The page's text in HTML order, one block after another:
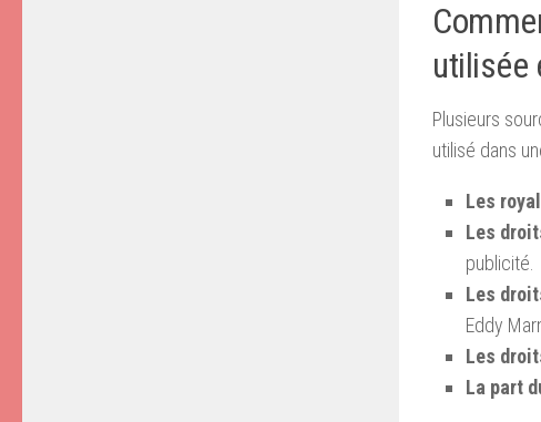
utilisée
Plusieurs
utilisé dans
Les
Les
publicité.
Les
Eddy
Les
La part